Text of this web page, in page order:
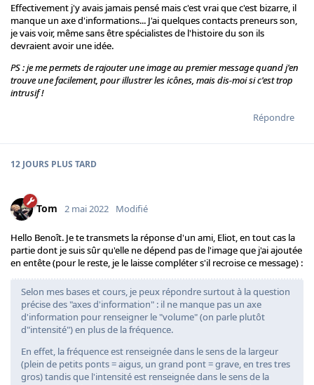
Effectivement j'y avais jamais pensé mais c'est vrai que c'est bizarre, il
manque un axe d'informations... J'ai quelques contacts preneurs son,
je vais voir, même sans être spécialistes de l'histoire du son ils
devraient avoir une idée.
PS : je me permets de rajouter une image au premier message quand j'en
trouve une facilement, pour illustrer les icônes, mais dis-moi si c'est trop
intrusif !
Répondre
12 JOURS PLUS TARD
Tom 2 mai 2022 Modifié
Hello Benoît. Je te transmets la réponse d'un ami, Eliot, en tout cas la
partie dont je suis sûr qu'elle ne dépend pas de l'image que j'ai ajoutée
en entête (pour le reste, je le laisse compléter s'il recroise ce message) :
Selon mes bases et cours, je peux répondre surtout à la question
précise des "axes d'information" : il ne manque pas un axe
d'information pour renseigner le "volume" (on parle plutôt
d"intensité") en plus de la fréquence.
En effet, la fréquence est renseignée dans le sens de la largeur
(plein de petits ponts = aigus, un grand pont = grave, en tres tres
gros) tandis que l'intensité est renseignée dans le sens de la